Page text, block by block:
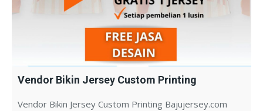
Vendor Bikin Jersey Custom Printing
Vendor Bikin Jersey Custom Printing Bajujersey.com